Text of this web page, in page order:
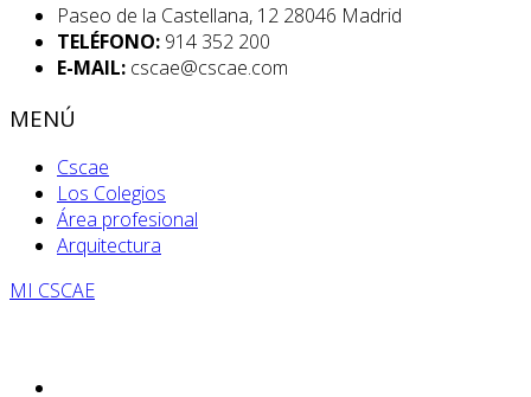
Paseo de la Castellana, 12 28046 Madrid
TELÉFONO: 914 352 200
E-MAIL: cscae@cscae.com
MENÚ
Cscae
Los Colegios
Área profesional
Arquitectura
MI CSCAE